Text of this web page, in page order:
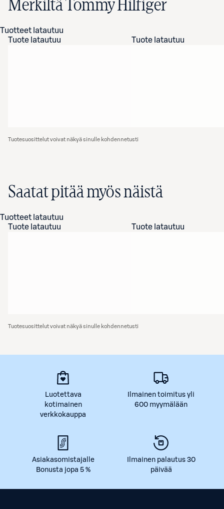
Merkiltä Tommy Hilfiger
Tuotteet latautuu
Tuote latautuu
Tuote latautuu
Tuotesuosittelut voivat näkyä sinulle kohdennetusti
Saatat pitää myös näistä
Tuotteet latautuu
Tuote latautuu
Tuote latautuu
Tuotesuosittelut voivat näkyä sinulle kohdennetusti
Luotettava
kotimainen
verkkokauppa
Ilmainen toimitus yli
600 myymälään
Asiakasomistajalle
Bonusta jopa 5 %
Ilmainen palautus 30
päivää